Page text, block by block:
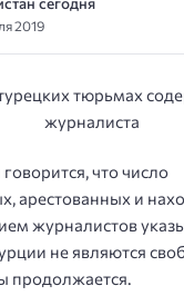
2019
что число
арестованных и
журналистов
не являются
продолжается.